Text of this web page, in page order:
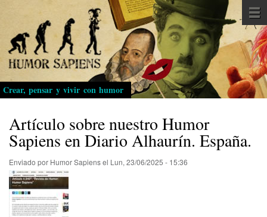
Pasar
al
contenido
principal
Crear, pensar y vivir con humor
Artículo sobre nuestro Humor
Sapiens en Diario Alhaurín. España.
Enviado por Humor Sapiensel Lun, 23/06/2025 - 15:36